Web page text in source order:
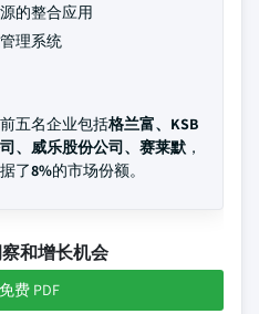
的整合应用
理系统
五名企业包括格兰富、KSB
、威乐股份公司、赛莱默 ，
了8%的市场份额。
和增长机会
费 PDF